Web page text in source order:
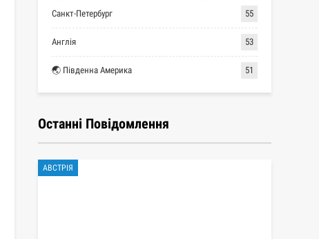
Санкт-Петербург 55
Англія 53
🌏 Південна Америка 51
Останні Повідомлення
АВСТРІЯ